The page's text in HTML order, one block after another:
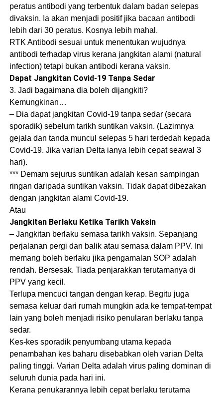
peratus antibodi yang terbentuk dalam badan selepas
divaksin. Ia akan menjadi positif jika bacaan antibodi
lebih dari 30 peratus. Kosnya lebih mahal.
RTK Antibodi sesuai untuk menentukan wujudnya
antibodi terhadap virus kerana jangkitan alami (natural
infection) tetapi bukan antibodi kerana vaksin.
Dapat Jangkitan Covid-19 Tanpa Sedar
3. Jadi bagaimana dia boleh dijangkiti?
Kemungkinan…
– Dia dapat jangkitan Covid-19 tanpa sedar (secara
sporadik) sebelum tarikh suntikan vaksin. (Lazimnya
gejala dan tanda muncul selepas 5 hari terdedah kepada
Covid-19. Jika varian Delta ianya lebih cepat seawal 3
hari).
*** Demam sejurus suntikan adalah kesan sampingan
ringan daripada suntikan vaksin. Tidak dapat dibezakan
dengan jangkitan alami Covid-19.
Atau
Jangkitan Berlaku Ketika Tarikh Vaksin
– Jangkitan berlaku semasa tarikh vaksin. Sepanjang
perjalanan pergi dan balik atau semasa dalam PPV. Ini
memang boleh berlaku jika pengamalan SOP adalah
rendah. Bersesak. Tiada penjarakkan terutamanya di
PPV yang kecil.
Terlupa mencuci tangan dengan kerap. Begitu juga
semasa keluar dari rumah mungkin ada ke tempat-tempat
lain yang boleh menjadi risiko penularan berlaku tanpa
sedar.
Kes-kes sporadik penyumbang utama kepada
penambahan kes baharu disebabkan oleh varian Delta
paling tinggi. Varian Delta adalah virus paling dominan di
seluruh dunia pada hari ini.
Kerana penukarannya lebih cepat berlaku terutama